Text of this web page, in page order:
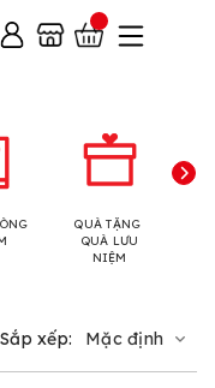
QUÀ TẶNG
QUÀ LƯU
NIỆM
Sắp xếp: Mặc định